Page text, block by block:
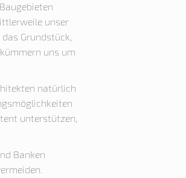
unser
Grundstück,
uns um
natürlich
unterstützen,
Banken